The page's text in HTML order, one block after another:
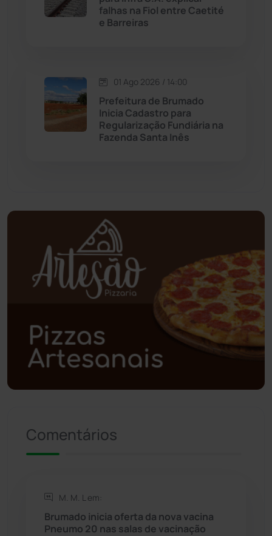
Mortugaba (31)
Oliveira dos Brejinhos
Palmas de Monte Alto
Piripá (90)
Planalto
Poções (182)
(57)
Polícia Militar (27)
Rio do Antônio
falhas na Fiol entre Caetité
e Barreiras
01 Ago 2026 / 14:00
Prefeitura de Brumado
Inicia Cadastro para
Regularização Fundiária na
Fazenda Santa Inês
Comentários
M. M. L em:
Brumado inicia oferta da nova vacina
Pneumo 20 nas salas de vacinação